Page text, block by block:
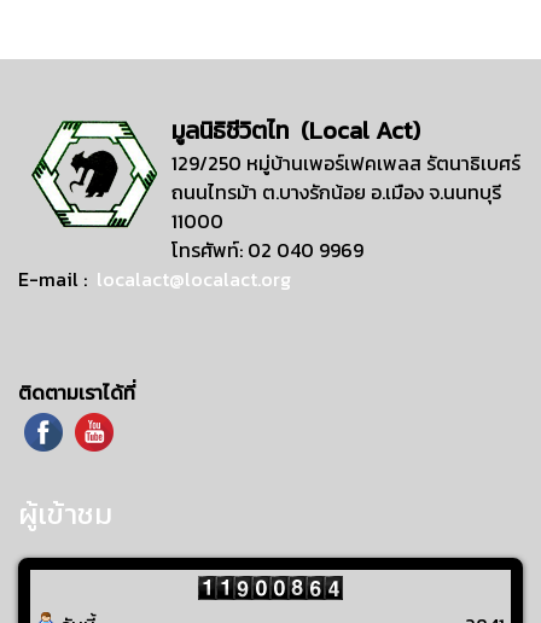
มูลนิธิชีวิตไท (Local Act)
129/250 หมู่บ้านเพอร์เฟคเพลส รัตนาธิเบศร์
ถนนไทรม้า ต.บางรักน้อย อ.เมือง จ.นนทบุรี
11000
โทรศัพท์: 02 040 9969
E-mail : localact@localact.org
ติดตามเราได้ที่
ผู้เข้าชม